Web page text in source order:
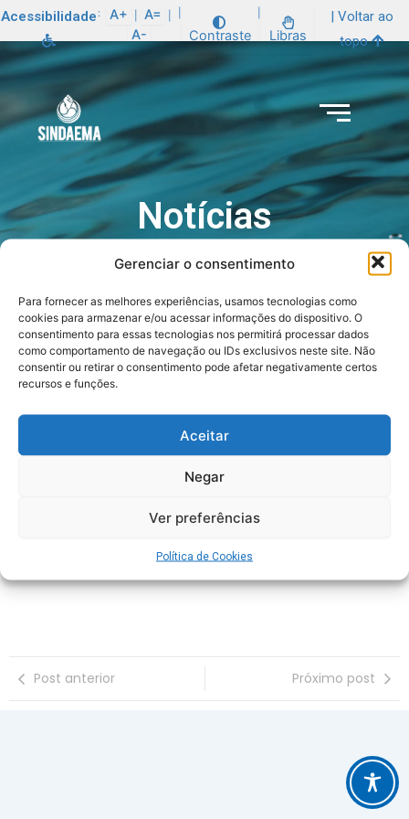
Gerenciar o consentimento
Para fornecer as melhores experiências, usamos tecnologias como
cookies para armazenar e/ou acessar informações do dispositivo. O
consentimento para essas tecnologias nos permitirá processar dados
como comportamento de navegação ou IDs exclusivos neste site. Não
consentir ou retirar o consentimento pode afetar negativamente certos
recursos e funções.
Aceitar
Negar
Ver preferências
Política de Cookies
Acessibilidade : A+ A=
A- Contraste Libras
| Voltar ao
topo
Notícias
Eleição para CA da CESAN:
votação será nos dias 26 e 27
Post anterior Próximo post